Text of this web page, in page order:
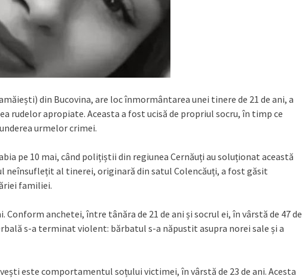
din Bucovina, are loc înmormântarea unei tinere de 21 de ani, a
rudelor apropiate. Aceasta a fost ucisă de propriul socru, în timp ce
urmelor crimei.
pe 10 mai, când polițiștii din regiunea Cernăuți au soluționat această
neînsuflețit al tinerei, originară din satul Colencăuți, a fost găsit
familiei.
Conform anchetei, între tânăra de 21 de ani și socrul ei, în vârstă de 47 de
s-a terminat violent: bărbatul s-a năpustit asupra norei sale și a
este comportamentul soțului victimei, în vârstă de 23 de ani. Acesta